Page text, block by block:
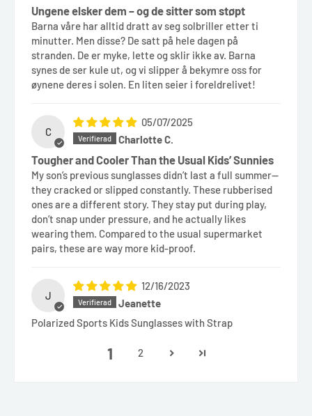
Ungene elsker dem – og de sitter som støpt
Barna våre har alltid dratt av seg solbriller etter ti
minutter. Men disse? De satt på hele dagen på
stranden. De er myke, lette og sklir ikke av. Barna
synes de ser kule ut, og vi slipper å bekymre oss for
øynene deres i solen. En liten seier i foreldrelivet!
C
05/07/2025
Charlotte C.
Tougher and Cooler Than the Usual Kids’ Sunnies
My son’s previous sunglasses didn’t last a full summer—
they cracked or slipped constantly. These rubberised
ones are a different story. They stay put during play,
don’t snap under pressure, and he actually likes
wearing them. Compared to the usual supermarket
pairs, these are way more kid-proof.
J
12/16/2023
Jeanette
Polarized Sports Kids Sunglasses with Strap
1 2